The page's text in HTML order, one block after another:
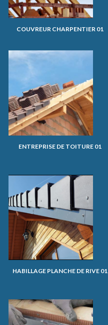
COUVREUR CHARPENTIER 01
ENTREPRISE DE TOITURE 01
HABILLAGE PLANCHE DE RIVE 01